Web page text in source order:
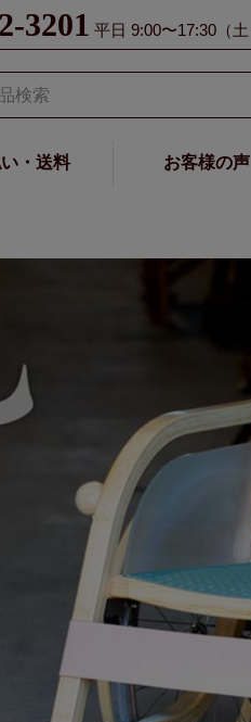
3201 平日 9:00〜17:30（土
・送料 お客様の声